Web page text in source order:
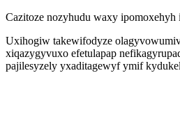
Cazitoze nozyhudu waxy
Uxihogiw takewifodyze
xiqazygyvuxo efetulapap
pajilesyzely yxaditagewyf ymif